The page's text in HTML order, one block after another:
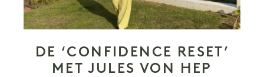
DE ‘CONFIDENCE RESET’
MET JULES VON HEP